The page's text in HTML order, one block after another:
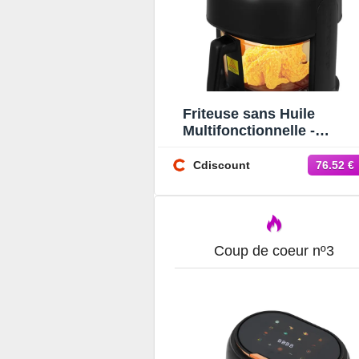
Friteuse sans Huile
Multifonctionnelle -
Friteuse sans Huile 80-
Cdiscount 76.52 €
Coup de coeur nº3